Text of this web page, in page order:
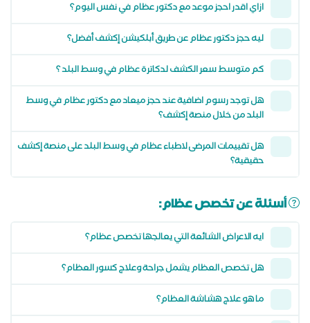
ازاي اقدر احجز موعد مع دكتور عظام في نفس اليوم؟
ليه حجز دكتور عظام عن طريق أبلكيشن إكشف أفضل؟
كم متوسط سعر الكشف لدكاترة عظام في وسط البلد ؟
هل توجد رسوم اضافية عند حجز ميعاد مع دكتور عظام في وسط
البلد من خلال منصة إكشف؟
هل تقييمات المرضى لاطباء عظام في وسط البلد على منصة إكشف
حقيقية؟
أسئلة عن تخصص عظام:
ايه الاعراض الشائعة التي يعالجها تخصص عظام؟
هل تخصص العظام يشمل جراحة وعلاج كسور العظام؟
ما هو علاج هشاشة العظام؟